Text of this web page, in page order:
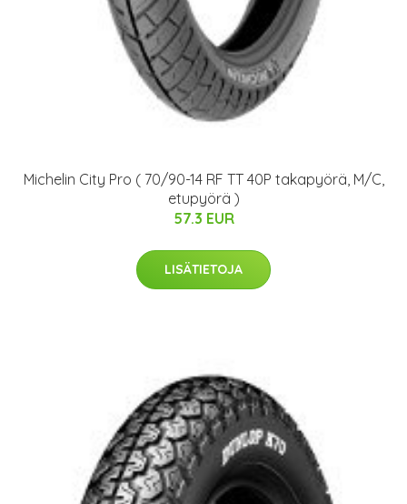
Michelin City Pro ( 70/90-14 RF TT 40P takapyörä, M/C,
etupyörä )
57.3 EUR
LISÄTIETOJA